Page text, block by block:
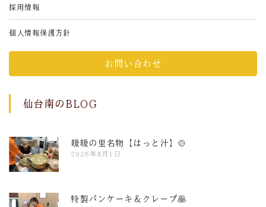
採用情報
個人情報保護方針
お問い合わせ
仙台南のBLOG
暖暖の里名物【はっと汁】🍲
2026年8月1日
特製パンケーキ＆クレープ🥞